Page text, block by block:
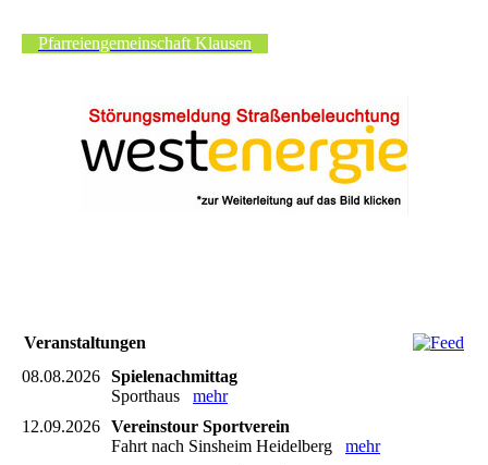
Pfarreiengemeinschaft Klausen
Veranstaltungen
08.08.2026 Spielenachmittag
Sporthaus mehr
12.09.2026 Vereinstour Sportverein
Fahrt nach Sinsheim Heidelberg mehr